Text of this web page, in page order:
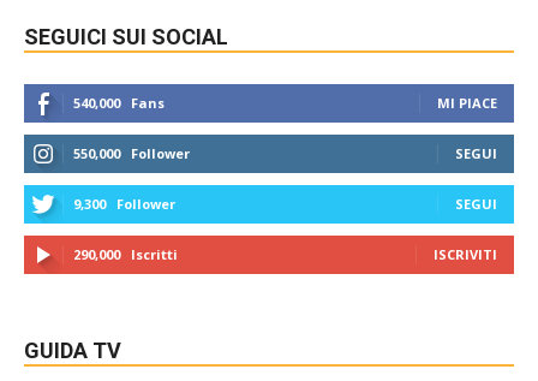
SEGUICI SUI SOCIAL
540,000 Fans MI PIACE
550,000 Follower SEGUI
9,300 Follower SEGUI
290,000 Iscritti ISCRIVITI
GUIDA TV